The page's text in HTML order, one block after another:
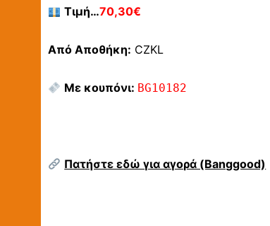
Τιμή…70,30€
Από Αποθήκη: CZKL
Με κουπόνι: BG10182
Πατήστε εδώ για αγορά (Banggood)